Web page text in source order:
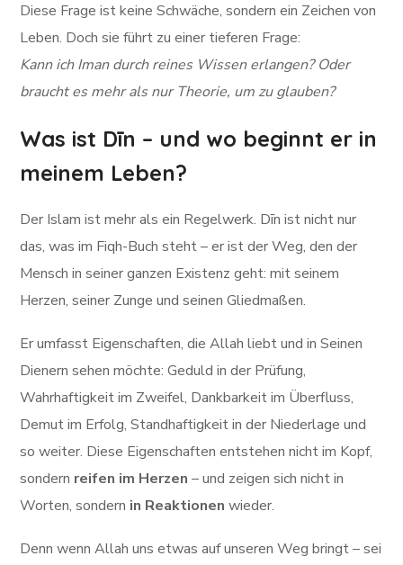
Diese Frage ist keine Schwäche, sondern ein Zeichen von
Leben. Doch sie führt zu einer tieferen Frage:
Kann ich Iman durch reines Wissen erlangen? Oder
braucht es mehr als nur Theorie, um zu glauben?
Was ist Dīn – und wo beginnt er in
meinem Leben?
Der Islam ist mehr als ein Regelwerk. Dīn ist nicht nur
das, was im Fiqh-Buch steht – er ist der Weg, den der
Mensch in seiner ganzen Existenz geht: mit seinem
Herzen, seiner Zunge und seinen Gliedmaßen.
Er umfasst Eigenschaften, die Allah liebt und in Seinen
Dienern sehen möchte: Geduld in der Prüfung,
Wahrhaftigkeit im Zweifel, Dankbarkeit im Überfluss,
Demut im Erfolg, Standhaftigkeit in der Niederlage und
so weiter. Diese Eigenschaften entstehen nicht im Kopf,
sondern reifen im Herzen – und zeigen sich nicht in
Worten, sondern in Reaktionen wieder.
Denn wenn Allah uns etwas auf unseren Weg bringt – sei